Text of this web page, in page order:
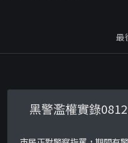
最
黑警濫權實錄